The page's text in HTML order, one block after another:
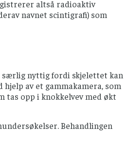
altså radioaktiv
navnet scintigrafi) som
særlig nyttig fordi skjelettet kan
av et gammakamera, som
tas opp i knokkelvev med økt
Behandlingen